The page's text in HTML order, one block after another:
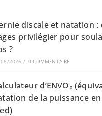
discale et natation :
privilégier pour
?
08/2026 / 0 COMMENTAIRE
d’ENVO₂
de la puissance